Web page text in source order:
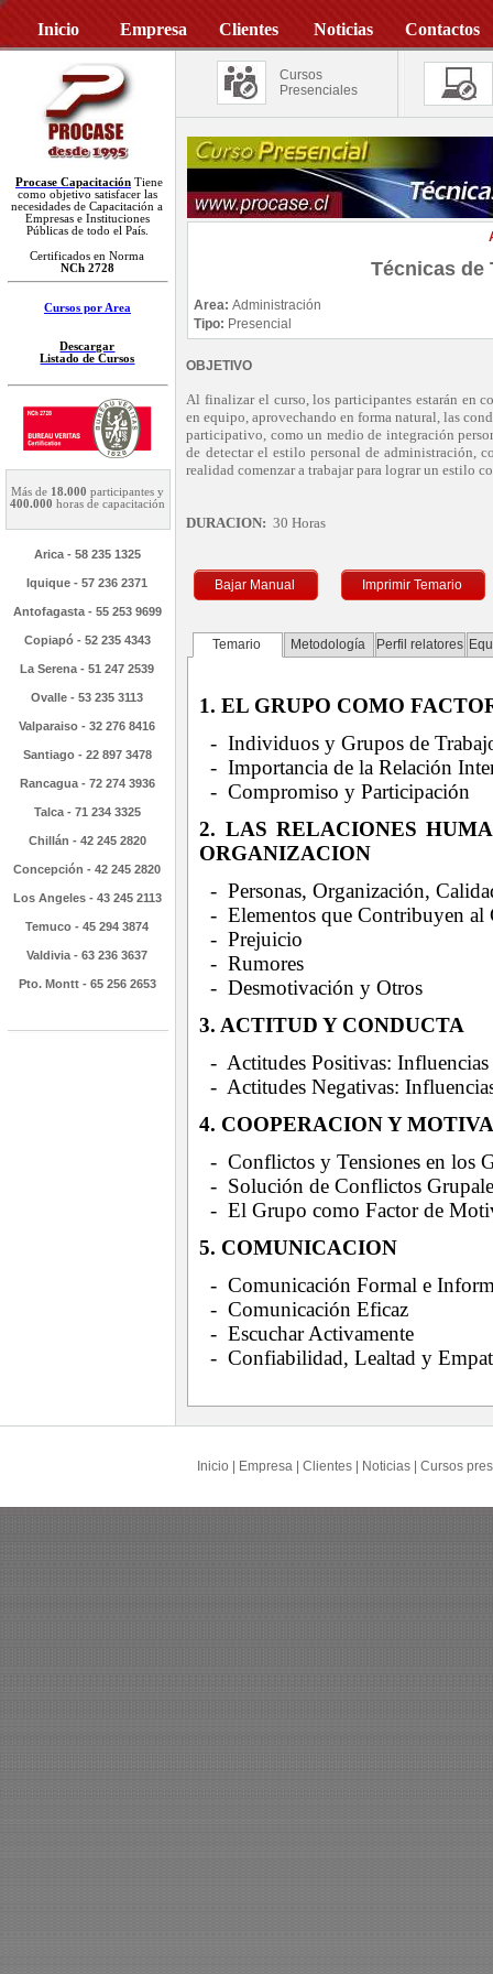
Inicio Empresa Clientes Noticias Contactos
Procase Capacitación Tiene
como objetivo satisfacer las
necesidades de Capacitación a
Empresas e Instituciones
Públicas de todo el País.
Certificados en Norma
NCh 2728
Cursos por Area
Descargar
Listado de Cursos
Más de 18.000 participantes y
400.000 horas de capacitación
Arica - 58 235 1325
Iquique - 57 236 2371
Antofagasta - 55 253 9699
Copiapó - 52 235 4343
La Serena - 51 247 2539
Ovalle - 53 235 3113
Valparaiso - 32 276 8416
Santiago - 22 897 3478
Rancagua - 72 274 3936
Talca - 71 234 3325
Chillán - 42 245 2820
Concepción - 42 245 2820
Los Angeles - 43 245 2113
Temuco - 45 294 3874
Valdivia - 63 236 3637
Pto. Montt - 65 256 2653
Cursos
Presenciales
Técnicas de
Area:Administración
Tipo: Presencial
OBJETIVO
Al finalizar el curso, los participantes estarán en
en equipo, aprovechando en forma natural, las
participativo, como un medio de integración
de detectar el estilo personal de administración,
realidad comenzar a trabajar para lograr un estilo
DURACION: 30 Horas
Bajar Manual Imprimir Temario
Temario Metodología Perfil relatores
1. EL GRUPO COMO
- Individuos y Grupos de
- Importancia de la Relación
- Compromiso y Participación
2. LAS RELACIONES
ORGANIZACION
- Personas, Organización,
- Elementos que Contribuyen
- Prejuicio
- Rumores
- Desmotivación y Otros
3. ACTITUD Y CONDUCTA
- Actitudes Positivas: Influencias
- Actitudes Negativas:
4. COOPERACION Y
- Conflictos y Tensiones en los
- Solución de Conflictos
- El Grupo como Factor de
5. COMUNICACION
- Comunicación Formal e
- Comunicación Eficaz
- Escuchar Activamente
- Confiabilidad, Lealtad y
Inicio Empresa Clientes Noticias Cursos